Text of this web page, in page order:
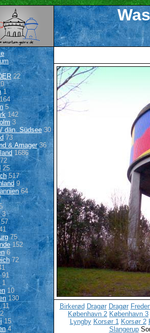
22
1
5
142
3
dän. Südsee 30
73
& Amager36
1686
72
25
517
9
64
3
75
152
6
72
91
1
10
130
11
15
4
Birkerød Dragør Dragør
København 2 København 3
Lyngby Korsør 1 Korsør 2
Slangerup